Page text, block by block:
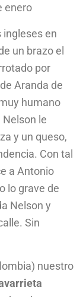
enero
ingleses en
un brazo el
por
Aranda de
humano
le
y un queso,
Con tal
a Antonio
lo grave de
Nelson y
Sin
nuestro